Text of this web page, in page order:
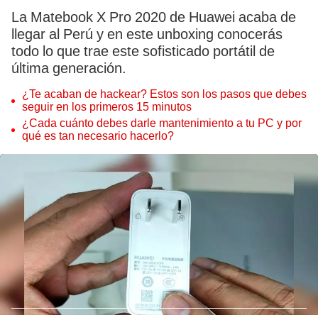
La Matebook X Pro 2020 de Huawei acaba de
llegar al Perú y en este unboxing conocerás
todo lo que trae este sofisticado portátil de
última generación.
¿Te acaban de hackear? Estos son los pasos que debes
seguir en los primeros 15 minutos
¿Cada cuánto debes darle mantenimiento a tu PC y por
qué es tan necesario hacerlo?